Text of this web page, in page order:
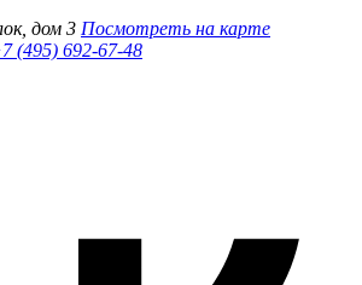
дом 3 Посмотреть на карте
(495) 692-67-48‬